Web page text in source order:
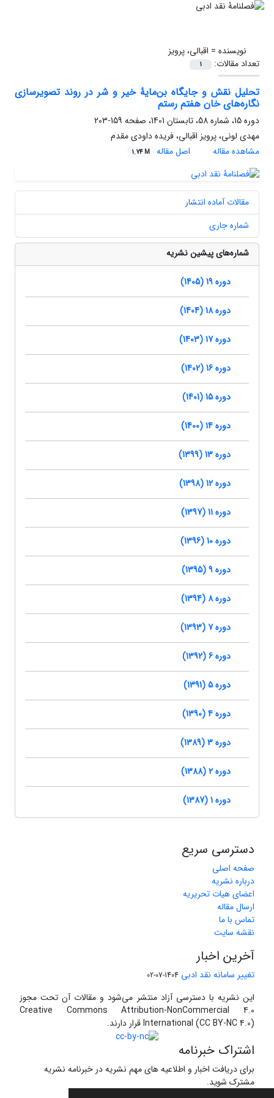
نویسنده = اقبالی، پرویز
تعداد مقالات:
1
تحلیل نقش و جایگاه بن‌مایۀ‌ خیر و شر در روند تصویرسازی
نگاره‌های خان هفتم رستم
دوره 15، شماره 58، تابستان 1401، صفحه
159-203
مهدی لونی، پرویز اقبالی، فریده داودی مقدم
مشاهده مقاله
اصل مقاله 1.74 M
مقالات آماده انتشار
شماره جاری
شماره‌های پیشین نشریه
دوره 19 (1405)
دوره 18 (1404)
دوره 17 (1403)
دوره 16 (1402)
دوره 15 (1401)
دوره 14 (1400)
دوره 13 (1399)
دوره 12 (1398)
دوره 11 (1397)
دوره 10 (1396)
دوره 9 (1395)
دوره 8 (1394)
دوره 7 (1393)
دوره 6 (1392)
دوره 5 (1391)
دوره 4 (1390)
دوره 3 (1389)
دوره 2 (1388)
دوره 1 (1387)
دسترسی سریع
صفحه اصلی
درباره نشریه
اعضای هیات تحریریه
ارسال مقاله
تماس با ما
نقشه سایت
آخرین اخبار
تغییر سامانه نقد ادبی 1404-07-02
این نشریه با دسترسی آزاد منتشر می‌شود و مقالات آن تحت مجوز
Creative Commons Attribution-NonCommercial 4.0
International (CC BY-NC 4.0) قرار دارند.
اشتراک خبرنامه
برای دریافت اخبار و اطلاعیه های مهم نشریه در خبرنامه نشریه
مشترک شوید.